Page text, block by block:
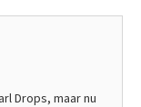
Drops, maar nu